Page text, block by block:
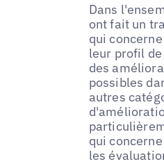
Dans
ont fait un
qui
leur profil
des
possibles
autres
qui
les